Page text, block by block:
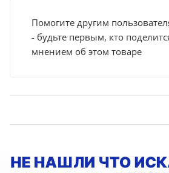
Помогите другим
- будьте первым, кто
мнением об этом товаре